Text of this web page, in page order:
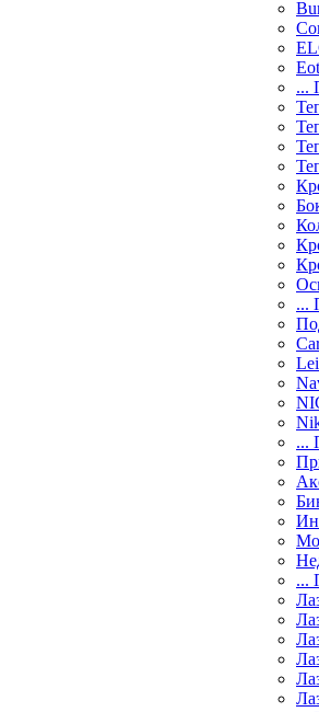
...
...
...
...